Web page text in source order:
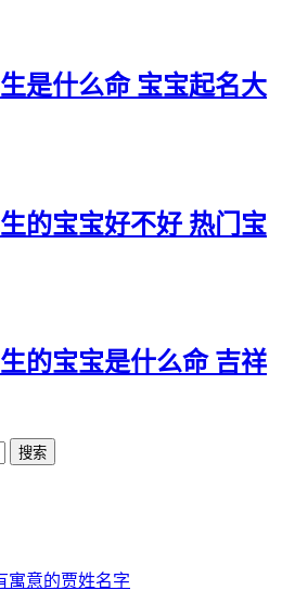
是什么命 宝宝起名大
的宝宝好不好 热门宝
的宝宝是什么命 吉祥
搜索
寓意的贾姓名字